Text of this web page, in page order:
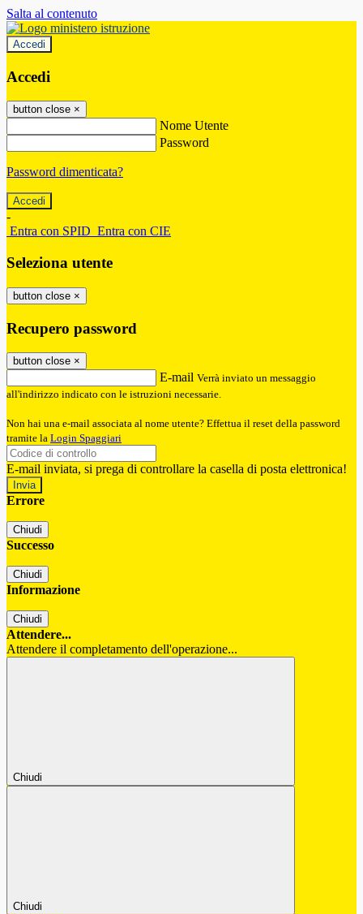
Salta al contenuto
Accedi
Accedi
button close ×
Nome Utente
Password
Password dimenticata?
-
Entra con SPID Entra con CIE
Seleziona utente
button close ×
Recupero password
button close ×
E-mail Verrà inviato un messaggio
all'indirizzo indicato con le istruzioni necessarie.
Non hai una e-mail associata al nome utente? Effettua il reset della password
tramite la Login Spaggiari
E-mail inviata, si prega di controllare la casella di posta elettronica!
Errore
Chiudi
Successo
Chiudi
Informazione
Chiudi
Attendere...
Attendere il completamento dell'operazione...
Chiudi
Chiudi